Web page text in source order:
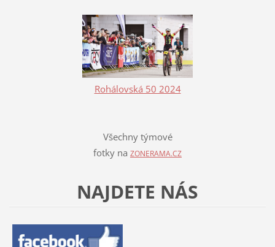
Rohálovská 50 2024
Všechny týmové
fotky na ZONERAMA.CZ
NAJDETE NÁS